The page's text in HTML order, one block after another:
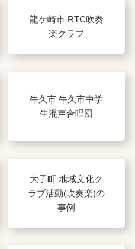
龍ケ崎市 RTC吹奏
楽クラブ
牛久市 牛久市中学
生混声合唱団
大子町 地域文化ク
ラブ活動(吹奏楽)の
事例